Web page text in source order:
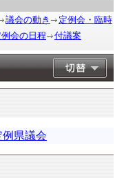
議会の動き
定例会・臨時
会の日程 付議案
県議会